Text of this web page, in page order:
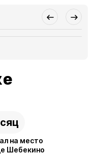
на место
Шебекино